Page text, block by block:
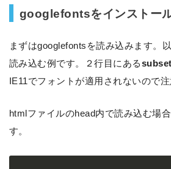
googlefontsをインストー
まずはgooglefontsを読み込みます。
読み込む例です。２行目にある
IE11でフォントが適用されないので注
htmlファイルのhead内で読み込む場
す。